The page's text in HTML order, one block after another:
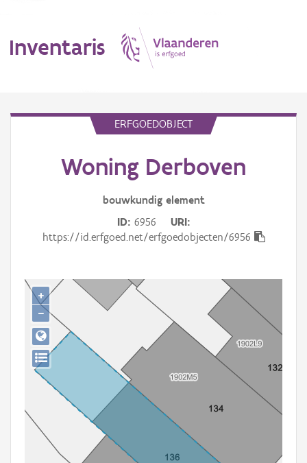
Inventaris
Erfgoedobject
Gebeurtenis
Persoon of collectief
Downloads
Hergebruik
ERFGOEDOBJECT
Woning Derboven
bouwkundig element
ID 6956
URI
https://id.erfgoed.net/erfgoedobjecten/6956
+
−